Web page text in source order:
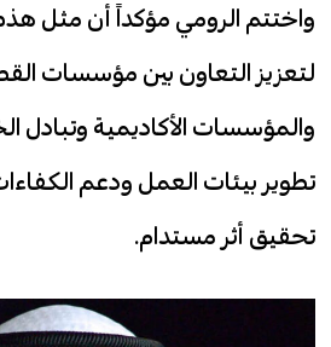
واختتم الرومي مؤكداً أن مثل
لتعزيز التعاون بين مؤسسات
والمؤسسات الأكاديمية وتبادل
تطوير بيئات العمل ودعم
تحقيق أثر مستدام.